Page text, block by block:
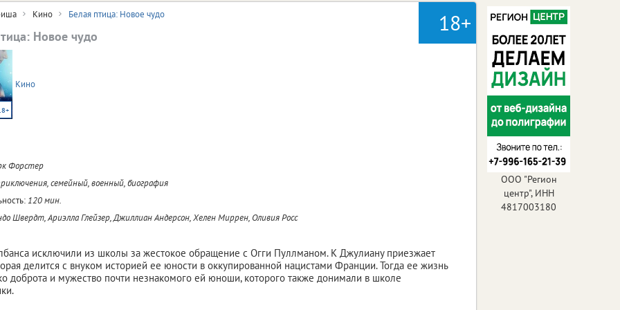
18+
Кино Белая птица: Новое чудо
Новое чудо
Кино
Форстер
семейный, военный, биография
120 мин.
Швердт, Ариэлла Глейзер, Джиллиан Андерсон, Хелен Миррен, Оливия Росс
исключили из школы за жестокое обращение с Огги Пуллманом. К Джулиану приезжает
делится с внуком историей ее юности в оккупированной нацистами Франции. Тогда ее жизнь
доброта и мужество почти незнакомого ей юноши, которого также донимали в школе
ООО "Регион
центр", ИНН
4817003180